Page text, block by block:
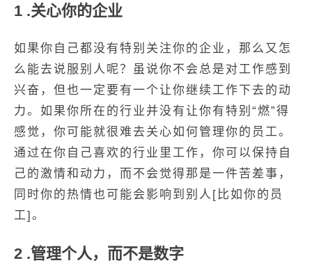
1 .关心你的企业
如果你自己都没有特别关注你的企业，那么又怎
么能去说服别人呢？虽说你不会总是对工作感到
兴奋，但也一定要有一个让你继续工作下去的动
力。如果你所在的行业并没有让你有特别“燃”得
感觉，你可能就很难去关心如何管理你的员工。
通过在你自己喜欢的行业里工作，你可以保持自
己的激情和动力，而不会觉得那是一件苦差事，
同时你的热情也可能会影响到别人[比如你的员
工]。
2 .管理个人，而不是数字